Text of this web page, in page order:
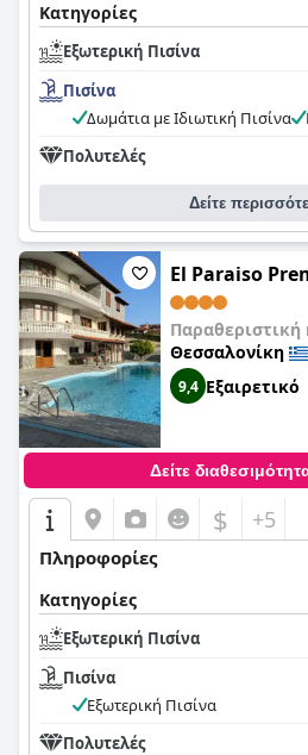
Κατηγορίες
Εξωτερική Πισίνα
Πισίνα
Δωμάτια με Ιδιωτική Πισίνα
Πολυτελές
Δείτε
El Paraiso
Παραθεριστική
Θεσσαλονίκη
9,4 Εξαιρετικό
Δείτε
$ +5
Πληροφορίες
Κατηγορίες
Εξωτερική Πισίνα
Πισίνα
Εξωτερική Πισίνα
Πολυτελές